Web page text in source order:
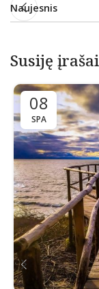
Naujesnis
Susiję įrašai
08
SPA